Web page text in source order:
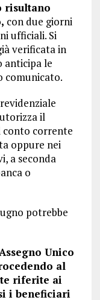
risultano
con due giorni
ufficiali. Si
verificata in
anticipa le
comunicato.
il
conto corrente
oppure nei
a seconda
o
potrebbe
Unico
al
riferite ai
i beneficiari